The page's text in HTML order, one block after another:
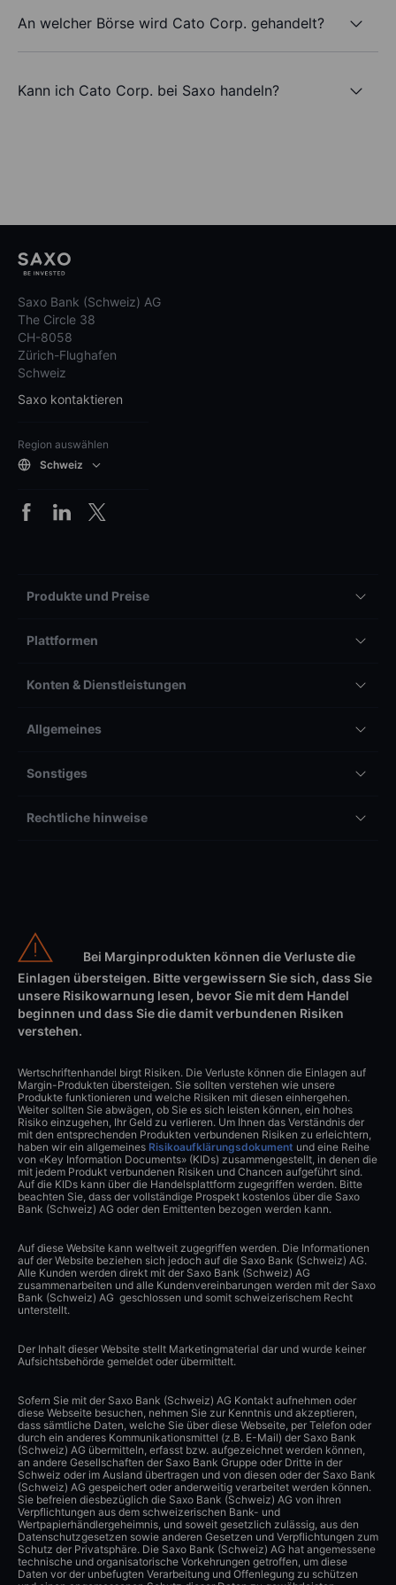
An welcher Börse wird Cato Corp. gehandelt?
Kann ich Cato Corp. bei Saxo handeln?
Saxo Bank (Schweiz) AG
The Circle 38
CH-8058
Zürich-Flughafen
Schweiz
Saxo kontaktieren
Region auswählen
Schweiz
Produkte und Preise
Plattformen
Konten & Dienstleistungen
Allgemeines
Sonstiges
Rechtliche hinweise
Bei Marginprodukten können die Verluste die
Einlagen übersteigen. Bitte vergewissern Sie sich, dass Sie
unsere Risikowarnung lesen, bevor Sie mit dem Handel
beginnen und dass Sie die damit verbundenen Risiken
verstehen.
Wertschriftenhandel birgt Risiken. Die Verluste können die Einlagen auf
Margin-Produkten übersteigen. Sie sollten verstehen wie unsere
Produkte funktionieren und welche Risiken mit diesen einhergehen.
Weiter sollten Sie abwägen, ob Sie es sich leisten können, ein hohes
Risiko einzugehen, Ihr Geld zu verlieren. Um Ihnen das Verständnis der
mit den entsprechenden Produkten verbundenen Risiken zu erleichtern,
haben wir ein allgemeines Risikoaufklärungsdokument und eine Reihe
von «Key Information Documents» (KIDs) zusammengestellt, in denen die
mit jedem Produkt verbundenen Risiken und Chancen aufgeführt sind.
Auf die KIDs kann über die Handelsplattform zugegriffen werden. Bitte
beachten Sie, dass der vollständige Prospekt kostenlos über die Saxo
Bank (Schweiz) AG oder den Emittenten bezogen werden kann.
Auf diese Website kann weltweit zugegriffen werden. Die Informationen
auf der Website beziehen sich jedoch auf die Saxo Bank (Schweiz) AG.
Alle Kunden werden direkt mit der Saxo Bank (Schweiz) AG
zusammenarbeiten und alle Kundenvereinbarungen werden mit der Saxo
Bank (Schweiz) AG geschlossen und somit schweizerischem Recht
unterstellt.
Der Inhalt dieser Website stellt Marketingmaterial dar und wurde keiner
Aufsichtsbehörde gemeldet oder übermittelt.
Sofern Sie mit der Saxo Bank (Schweiz) AG Kontakt aufnehmen oder
diese Webseite besuchen, nehmen Sie zur Kenntnis und akzeptieren,
dass sämtliche Daten, welche Sie über diese Webseite, per Telefon oder
durch ein anderes Kommunikationsmittel (z.B. E-Mail) der Saxo Bank
(Schweiz) AG übermitteln, erfasst bzw. aufgezeichnet werden können,
an andere Gesellschaften der Saxo Bank Gruppe oder Dritte in der
Schweiz oder im Ausland übertragen und von diesen oder der Saxo Bank
(Schweiz) AG gespeichert oder anderweitig verarbeitet werden können.
Sie befreien diesbezüglich die Saxo Bank (Schweiz) AG von ihren
Verpflichtungen aus dem schweizerischen Bank- und
Wertpapierhändlergeheimnis, und soweit gesetzlich zulässig, aus den
Datenschutzgesetzen sowie anderen Gesetzen und Verpflichtungen zum
Schutz der Privatsphäre. Die Saxo Bank (Schweiz) AG hat angemessene
technische und organisatorische Vorkehrungen getroffen, um diese
Daten vor der unbefugten Verarbeitung und Offenlegung zu schützen